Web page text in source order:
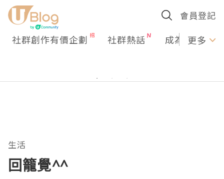
會員登記
社群創作有價企劃 社群熱話 成為U更多
生活
回籠覺^^